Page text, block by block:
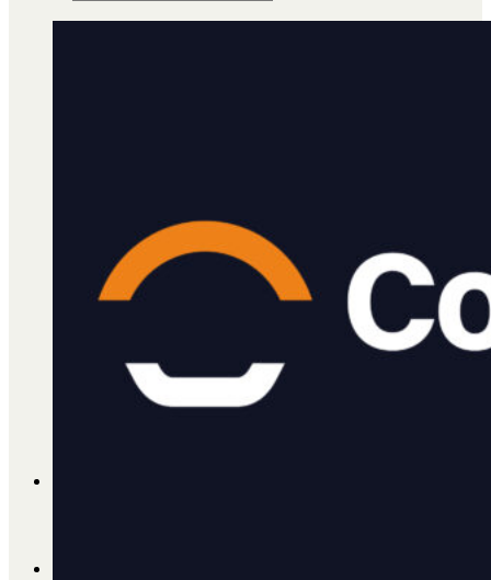
Facultad Libre Venado Tuerto 1990-1994
Cátedra Bailable 2018